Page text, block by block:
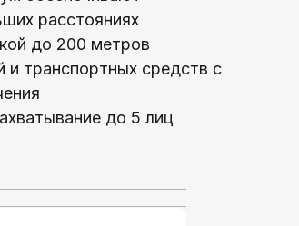
расстояниях
до 200 метров
транспортных средств с
до 5 лиц